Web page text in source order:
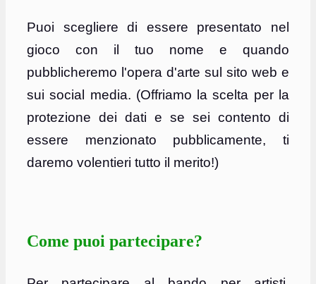
Puoi scegliere di essere presentato nel
gioco con il tuo nome e quando
pubblicheremo l'opera d'arte sul sito web e
sui social media. (Offriamo la scelta per la
protezione dei dati e se sei contento di
essere menzionato pubblicamente, ti
daremo volentieri tutto il merito!)
Come puoi partecipare?